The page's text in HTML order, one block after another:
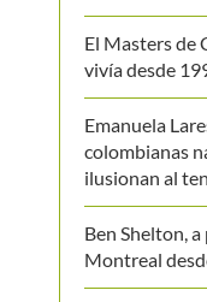
El Masters de
vivía desde
Emanuela
colombianas
ilusionan al
Ben Shelton,
Montreal